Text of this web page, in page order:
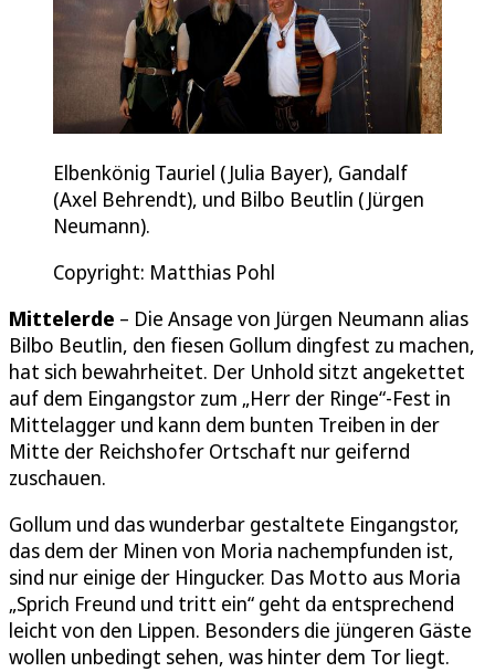
Elbenkönig Tauriel (Julia Bayer), Gandalf
(Axel Behrendt), und Bilbo Beutlin (Jürgen
Neumann).
Copyright: Matthias Pohl
Mittelerde – Die Ansage von Jürgen Neumann alias
Bilbo Beutlin, den fiesen Gollum dingfest zu machen,
hat sich bewahrheitet. Der Unhold sitzt angekettet
auf dem Eingangstor zum „Herr der Ringe“-Fest in
Mittelagger und kann dem bunten Treiben in der
Mitte der Reichshofer Ortschaft nur geifernd
zuschauen.
Gollum und das wunderbar gestaltete Eingangstor,
das dem der Minen von Moria nachempfunden ist,
sind nur einige der Hingucker. Das Motto aus Moria
„Sprich Freund und tritt ein“ geht da entsprechend
leicht von den Lippen. Besonders die jüngeren Gäste
wollen unbedingt sehen, was hinter dem Tor liegt.